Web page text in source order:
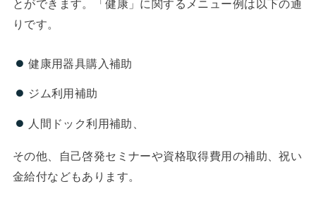
とができます。「健康」に関するメニュー例は以下の通
りです。
健康用器具購入補助
ジム利用補助
人間ドック利用補助、
その他、自己啓発セミナーや資格取得費用の補助、祝い
金給付などもあります。